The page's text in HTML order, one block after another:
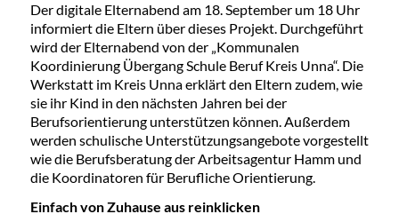
Der digitale Elternabend am 18. September um 18 Uhr
informiert die Eltern über dieses Projekt. Durchgeführt
wird der Elternabend von der „Kommunalen
Koordinierung Übergang Schule Beruf Kreis Unna“. Die
Werkstatt im Kreis Unna erklärt den Eltern zudem, wie
sie ihr Kind in den nächsten Jahren bei der
Berufsorientierung unterstützen können. Außerdem
werden schulische Unterstützungsangebote vorgestellt
wie die Berufsberatung der Arbeitsagentur Hamm und
die Koordinatoren für Berufliche Orientierung.
Einfach von Zuhause aus reinklicken